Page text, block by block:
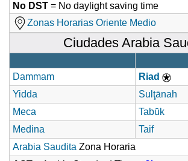
No DST = No daylight saving time
Zonas Horarias Oriente Medio
Ciudades Arabia
Dammam
Riad
Yidda
Sulţānah
Meca
Tabūk
Medina
Taif
Arabia Saudita Zona Horaria